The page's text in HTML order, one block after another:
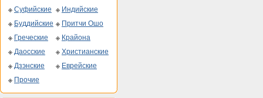
Суфийские
Индийские
Буддийские
Притчи Ошо
Греческие
Крайона
Даосские
Христианские
Дзэнские
Еврейские
Прочие